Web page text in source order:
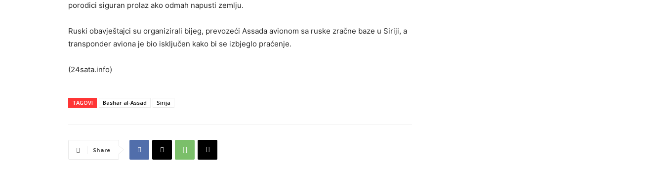
porodici siguran prolaz ako odmah napusti zemlju.
Ruski obavještajci su organizirali bijeg, prevozeći Assada avionom sa ruske zračne baze u Siriji, a
transponder aviona je bio isključen kako bi se izbjeglo praćenje.
(24sata.info)
TAGOVI Bashar al-Assad Sirija
Share